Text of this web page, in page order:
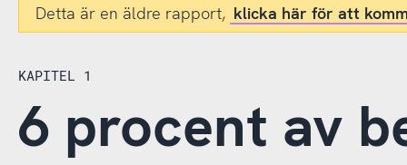
Detta är en äldre rapport, klicka här för att
KAPITEL 1
6 procent av